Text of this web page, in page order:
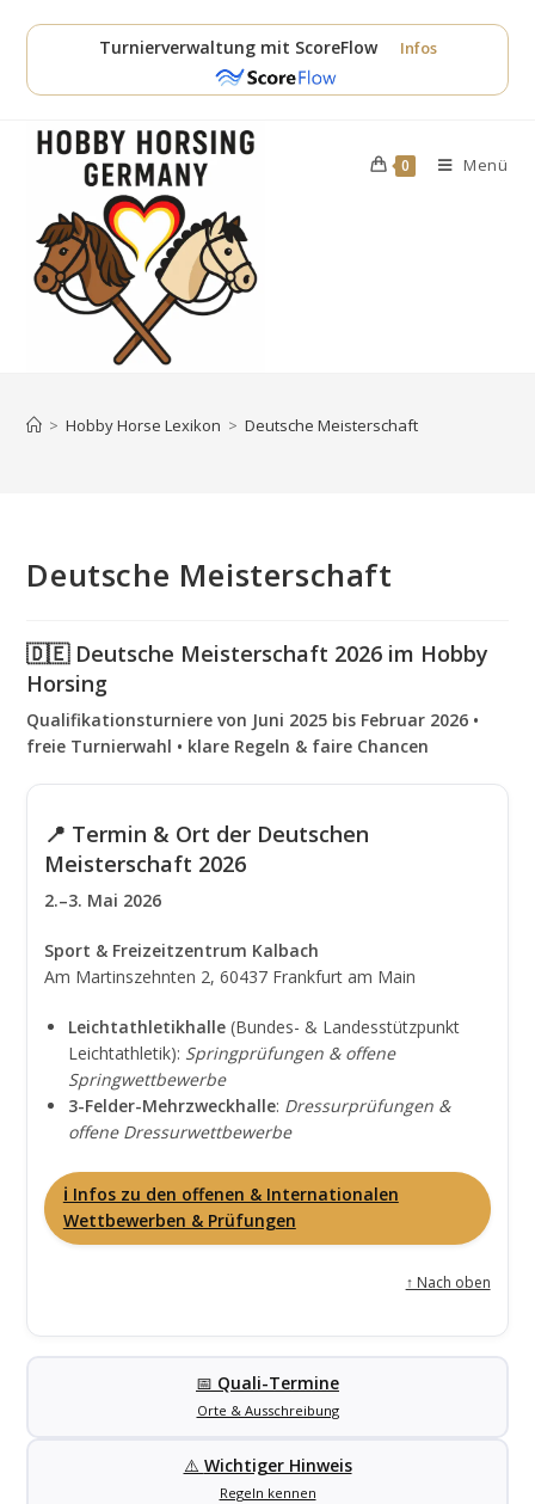
Inhalt
Turnierverwaltung mit ScoreFlow Infos
0 Menü
> Hobby Horse Lexikon > Deutsche Meisterschaft
Deutsche Meisterschaft
🇩🇪 Deutsche Meisterschaft 2026 im Hobby
Horsing
Qualifikationsturniere von Juni 2025 bis Februar 2026 •
freie Turnierwahl • klare Regeln & faire Chancen
📍 Termin & Ort der Deutschen
Meisterschaft 2026
2.–3. Mai 2026
Sport & Freizeitzentrum Kalbach
Am Martinszehnten 2, 60437 Frankfurt am Main
Leichtathletikhalle (Bundes- & Landesstützpunkt
Leichtathletik): Springprüfungen & offene
Springwettbewerbe
3-Felder-Mehrzweckhalle: Dressurprüfungen &
offene Dressurwettbewerbe
ℹ️ Infos zu den offenen & Internationalen
Wettbewerben & Prüfungen
↑ Nach oben
📅 Quali-Termine
Orte & Ausschreibung
⚠️ Wichtiger Hinweis
Regeln kennen